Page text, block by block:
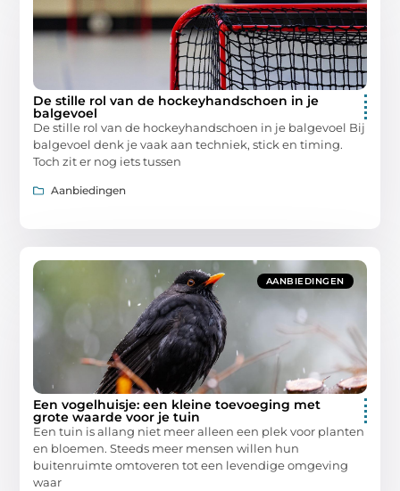
De stille rol van de hockeyhandschoen in je
balgevoel
De stille rol van de hockeyhandschoen in je balgevoel Bij
balgevoel denk je vaak aan techniek, stick en timing.
Toch zit er nog iets tussen
Aanbiedingen
AANBIEDINGEN
Een vogelhuisje: een kleine toevoeging met
grote waarde voor je tuin
Een tuin is allang niet meer alleen een plek voor planten
en bloemen. Steeds meer mensen willen hun
buitenruimte omtoveren tot een levendige omgeving
waar